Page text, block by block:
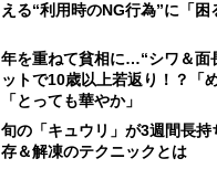
える“利用時のNG行為”に「困
年を重ねて貧相に…“シワ＆面
ットで10歳以上若返り！？「
「とっても華やか」
旬の「キュウリ」が3週間長
存＆解凍のテクニックとは